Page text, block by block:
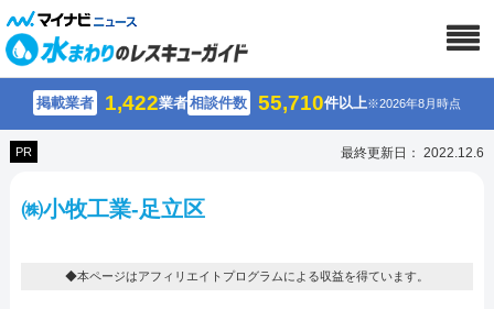
掲載業者 1,422業者相談件数 55,710件以上※2026年8月時点
PR 最終更新日： 2022.12.6
㈱小牧工業-足立区
◆本ページはアフィリエイトプログラムによる収益を得ています。